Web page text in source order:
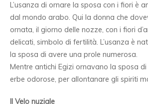
L’usanza di ornare la sposa con i fiori è
dal mondo arabo. Qui la donna che
ornata, il giorno delle nozze, con i fiori
delicati, simbolo di fertilità. L’usanza è
la sposa di avere una prole numerosa.
Mentre antichi Egizi ornavano la sposa
erbe odorose, per allontanare gli spiriti
Il Velo nuziale